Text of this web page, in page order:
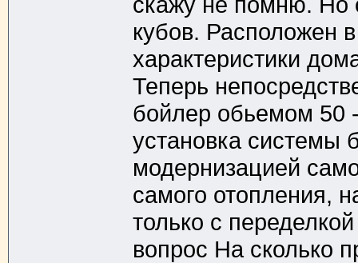
кубов. Расположен
характеристики
Теперь
бойлер обьемом 50
установка системы
модернизацией
самого отопления,
только с
вопрос На сколько